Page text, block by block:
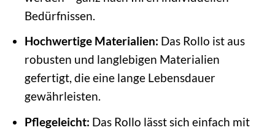
Bedürfnissen.
Hochwertige Materialien: Das Rollo ist aus
robusten und langlebigen Materialien
gefertigt, die eine lange Lebensdauer
gewährleisten.
Pflegeleicht: Das Rollo lässt sich einfach mit